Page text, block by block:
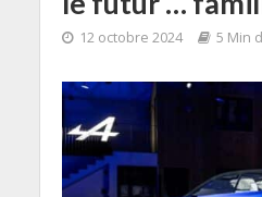
12 octobre 2024 5 Min